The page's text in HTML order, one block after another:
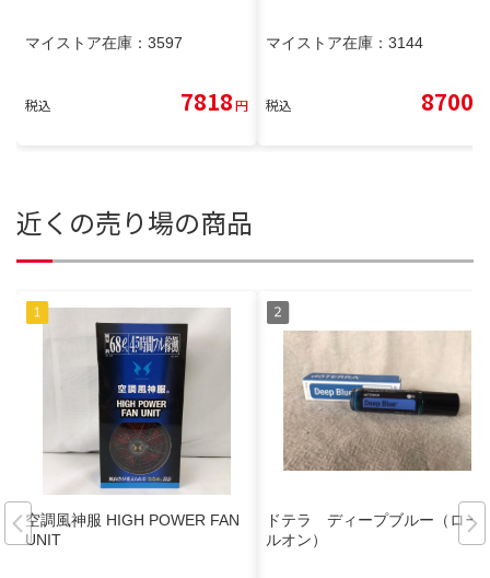
マイストア在庫： 3597
税込 7818円
マイストア在庫： 3144
税込 8700
近くの売り場の商品
空調風神服 HIGH POWER FAN
UNIT
ドテラ ディープブルー（ロー
ルオン）